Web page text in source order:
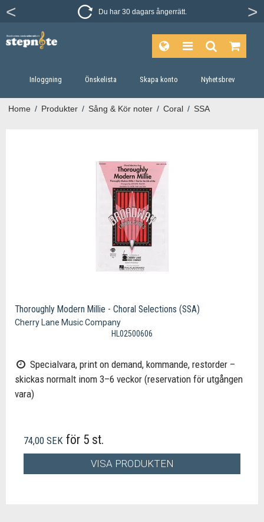
Du har 30 dagars ångerrätt.
Inloggning Önskelista Skapa konto Nyhetsbrev
Home / Produkter / Sång & Kör noter / Coral / SSA
Thoroughly Modern Millie - Choral Selections (SSA)
Cherry Lane Music Company
HL02500606
Specialvara, print on demand, kommande, restorder –
skickas normalt inom 3–6 veckor (reservation för utgången
vara)
74,00 SEK för 5 st.
VISA PRODUKTEN